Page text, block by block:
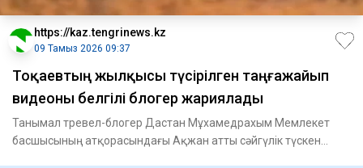
https://kaz.tengrinews.kz
09 Тамыз 2026 09:37
Тоқаевтың жылқысы түсірілген таңғажайып
видеоны белгілі блогер жариялады
Танымал тревел-блогер Дастан Мұхамедрахым Мемлекет
басшысының атқорасындағы Ақжан атты сәйгүлік түскен